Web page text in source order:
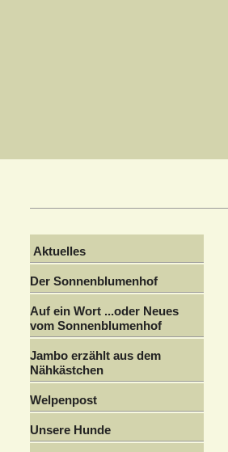
Aktuelles
Der Sonnenblumenhof
Auf ein Wort ...oder Neues
vom Sonnenblumenhof
Jambo erzählt aus dem
Nähkästchen
Welpenpost
Unsere Hunde